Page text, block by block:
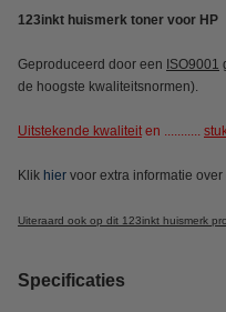
123inkt huismerk toner voor HP
Geproduceerd door een ISO9001
de hoogste kwaliteitsnormen).
Uitstekende kwaliteit en ...........
Klik hier voor extra informatie
Uiteraard ook op dit 123inkt huismerk
Specificaties